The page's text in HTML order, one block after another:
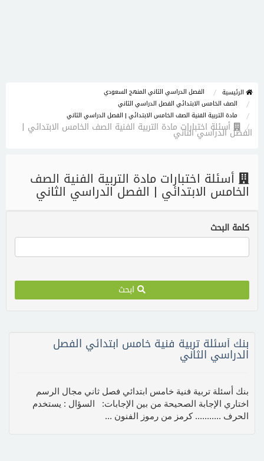
الرئيسية
الفصل الدراسي الثاني المنهج السعودي
الصف الخامس الابتدائي الفصل الدراسي الثاني
مادة التربية الفنية الصف الخامس الابتدائي | الفصل الدراسي الثاني
أسئلة اختبارات مادة التربية الفنية الصف الخامس الابتدائي |
الفصل الدراسي الثاني
أسئلة اختبارات مادة التربية الفنية الصف
الخامس الابتدائي | الفصل الدراسي الثاني
كلمة البحث
ابحث
بنك أسئلة تربية فنية خامس ابتدائي الفصل
الدراسي الثاني
بنك أسئلة تربية فنية خامس ابتدائي فصل ثاني مجال الرسم
اختاري الإجابة الصحیحة من بین الإجابات: السؤال : یستخدم
الحرف ........... كرمز من رموز الفنون ...